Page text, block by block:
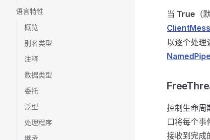
语言特性
概览
别名类型
注释
数据类型
委托
泛型
处理程序
继承
当 True （
以逐个处理
控制生命周
口将每个事
接收到完成